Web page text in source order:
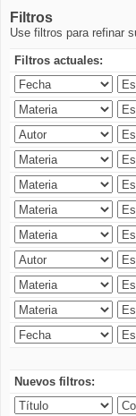
Filtros
Use filtros para refinar
Filtros actuales:
Nuevos filtros: